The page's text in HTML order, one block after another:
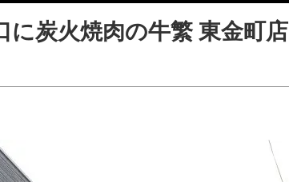
に炭火焼肉の牛繁 東金町店